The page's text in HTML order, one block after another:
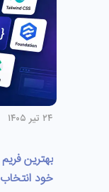
۲۴ تیر ۱۴۰۵
خود